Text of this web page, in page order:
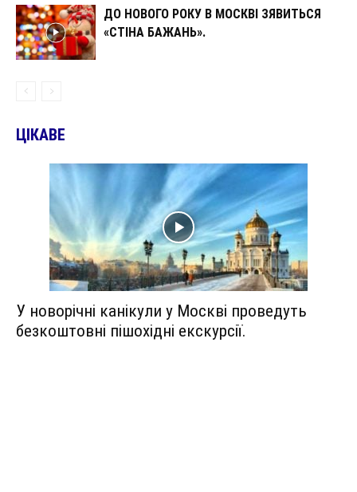
ДО НОВОГО РОКУ В МОСКВІ ЗЯВИТЬСЯ
«СТІНА БАЖАНЬ».
ЦІКАВЕ
У новорічні канікули у Москві проведуть
безкоштовні пішохідні екскурсії.